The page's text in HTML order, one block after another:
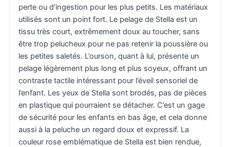
perte ou d’ingestion pour les plus petits. Les matériaux
utilisés sont un point fort. Le pelage de Stella est un
tissu très court, extrêmement doux au toucher, sans
être trop pelucheux pour ne pas retenir la poussière ou
les petites saletés. L’ourson, quant à lui, présente un
pelage légèrement plus long et plus soyeux, offrant un
contraste tactile intéressant pour l’éveil sensoriel de
l’enfant. Les yeux de Stella sont brodés, pas de pièces
en plastique qui pourraient se détacher. C’est un gage
de sécurité pour les enfants en bas âge, et cela donne
aussi à la peluche un regard doux et expressif. La
couleur rose emblématique de Stella est bien rendue,